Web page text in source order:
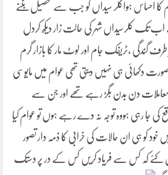
کا احساس ہواکلر سیداں کو جب سے تحصیل بننے
تک کلرسیداں شہر کی حالت زار دیکھ کردل
طرف گندگی ،ٹریفک جام اور لوٹ مار کا بازار گرم
صورت دکھائی ہی نہیں دیتی تھی عوام میں مایوسی
معاملات دن بدن بگڑ رہے تھے اور جن سے
جا رہی ہووہ توجہ نہ دے رہے ہوں تو عوام کیا
خود کو ہی ان حالات کی خرابی کا ذمہ دار تصور
کہ کس سے فریاد کریں کس کے در پر دستک